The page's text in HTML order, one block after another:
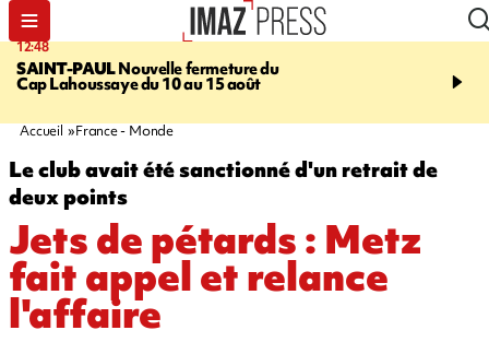
12:48
SAINT-PAULNouvelle fermeture du
Cap Lahoussaye du 10 au 15 août
14:23
massif de migrants, la
Accueil France - Monde
Le club avait été sanctionné d'un retrait de
deux points
Jets de pétards : Metz
fait appel et relance
l'affaire